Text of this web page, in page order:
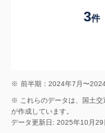
3件
※ 前半期：2024年7月〜
※ これらのデータは、国土交
が作成しています。
データ更新日: 2025年10月29